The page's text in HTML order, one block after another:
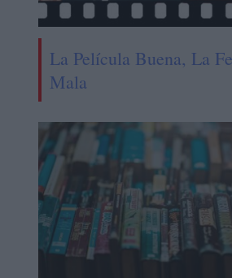
La Película Buena, La
Mala